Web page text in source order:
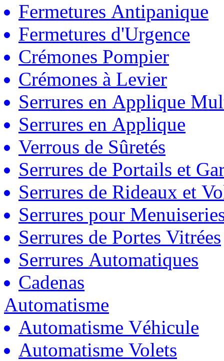
Fermetures Antipanique
Fermetures d'Urgence
Crémones Pompier
Crémones à Levier
Serrures en Applique
Serrures en Applique
Verrous de Sûretés
Serrures de Portails et
Serrures de Rideaux et
Serrures pour
Serrures de Portes Vitrées
Serrures Automatiques
Cadenas
Automatisme
Automatisme Véhicule
Automatisme Volets